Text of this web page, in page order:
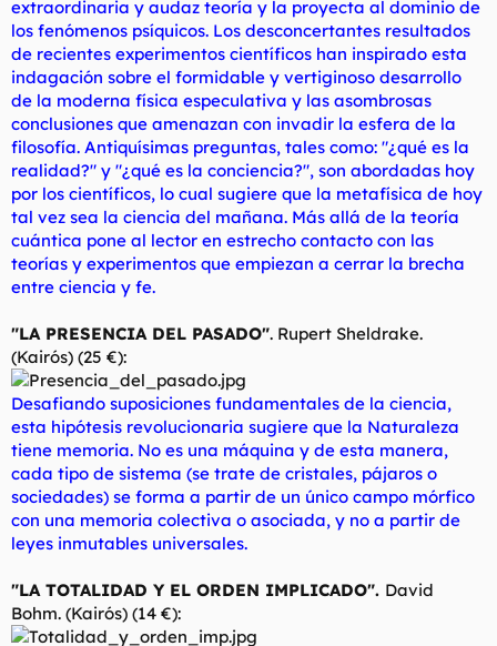
extraordinaria y audaz teoría y la proyecta al dominio de
los fenómenos psíquicos. Los desconcertantes resultados
de recientes experimentos científicos han inspirado esta
indagación sobre el formidable y vertiginoso desarrollo
de la moderna física especulativa y las asombrosas
conclusiones que amenazan con invadir la esfera de la
filosofía. Antiquísimas preguntas, tales como: "¿qué es la
realidad?" y "¿qué es la conciencia?", son abordadas hoy
por los científicos, lo cual sugiere que la metafísica de hoy
tal vez sea la ciencia del mañana. Más allá de la teoría
cuántica pone al lector en estrecho contacto con las
teorías y experimentos que empiezan a cerrar la brecha
entre ciencia y fe.
"LA PRESENCIA DEL PASADO". Rupert Sheldrake.
(Kairós) (25 €):
Desafiando suposiciones fundamentales de la ciencia,
esta hipótesis revolucionaria sugiere que la Naturaleza
tiene memoria. No es una máquina y de esta manera,
cada tipo de sistema (se trate de cristales, pájaros o
sociedades) se forma a partir de un único campo mórfico
con una memoria colectiva o asociada, y no a partir de
leyes inmutables universales.
"LA TOTALIDAD Y EL ORDEN IMPLICADO". David
Bohm. (Kairós) (14 €):